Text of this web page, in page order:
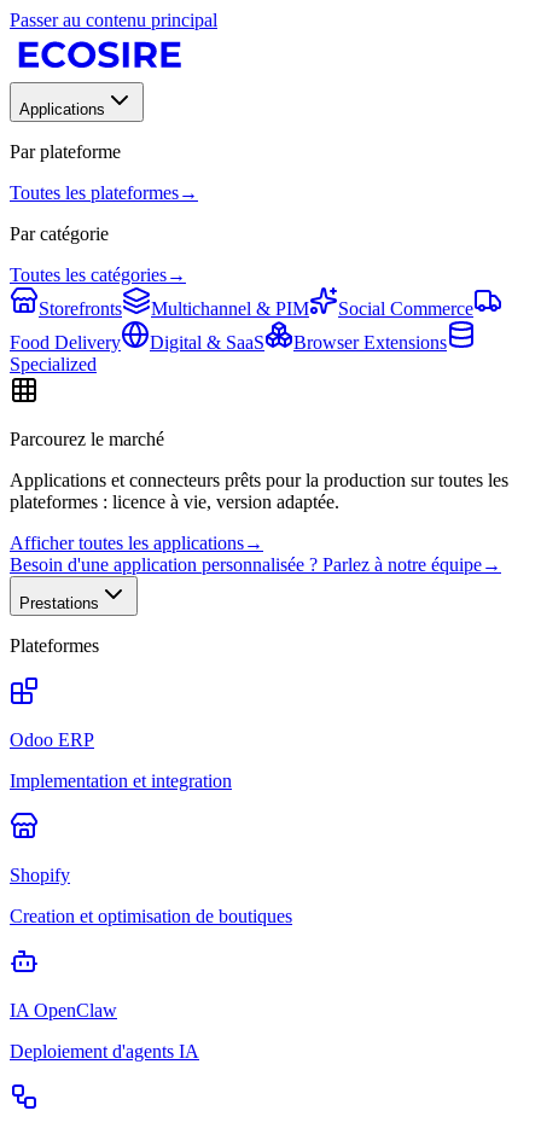
Passer au contenu principal
Applications
Par plateforme
Toutes les plateformes→
Par catégorie
Toutes les catégories→
Storefronts
Multichannel & PIM
Social Commerce
Food Delivery
Digital & SaaS
Browser Extensions
Specialized
Parcourez le marché
Applications et connecteurs prêts pour la production sur toutes les
plateformes : licence à vie, version adaptée.
Afficher toutes les applications→
Besoin d'une application personnalisée ? Parlez à notre équipe→
Prestations
Plateformes
Odoo ERP
Implementation et integration
Shopify
Creation et optimisation de boutiques
IA OpenClaw
Deploiement d'agents IA